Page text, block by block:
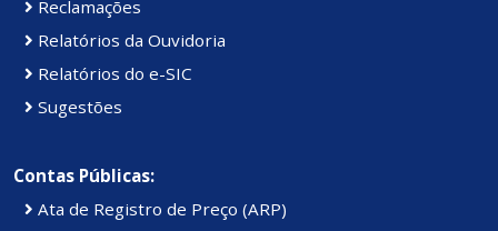
Reclamações
Relatórios da Ouvidoria
Relatórios do e-SIC
Sugestões
Contas Públicas:
Ata de Registro de Preço (ARP)